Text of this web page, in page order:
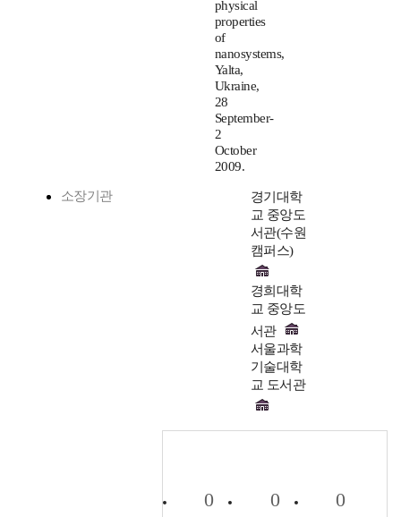
physical
properties
of
nanosystems,
Yalta,
Ukraine,
28
September-
2
October
2009.
소장기관
경기대학
교 중앙도
서관(수원
캠퍼스)
경희대학
교 중앙도
서관
서울과학
기술대학
교 도서관
0 0 0